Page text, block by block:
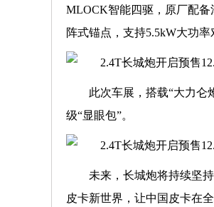
MLOCK智能四驱，原厂配备
阵式锚点，支持5.5kW大功
此次车展，搭载“大力仑
级“显眼包”。
未来，长城炮将持续坚
皮卡新世界，让中国皮卡在全